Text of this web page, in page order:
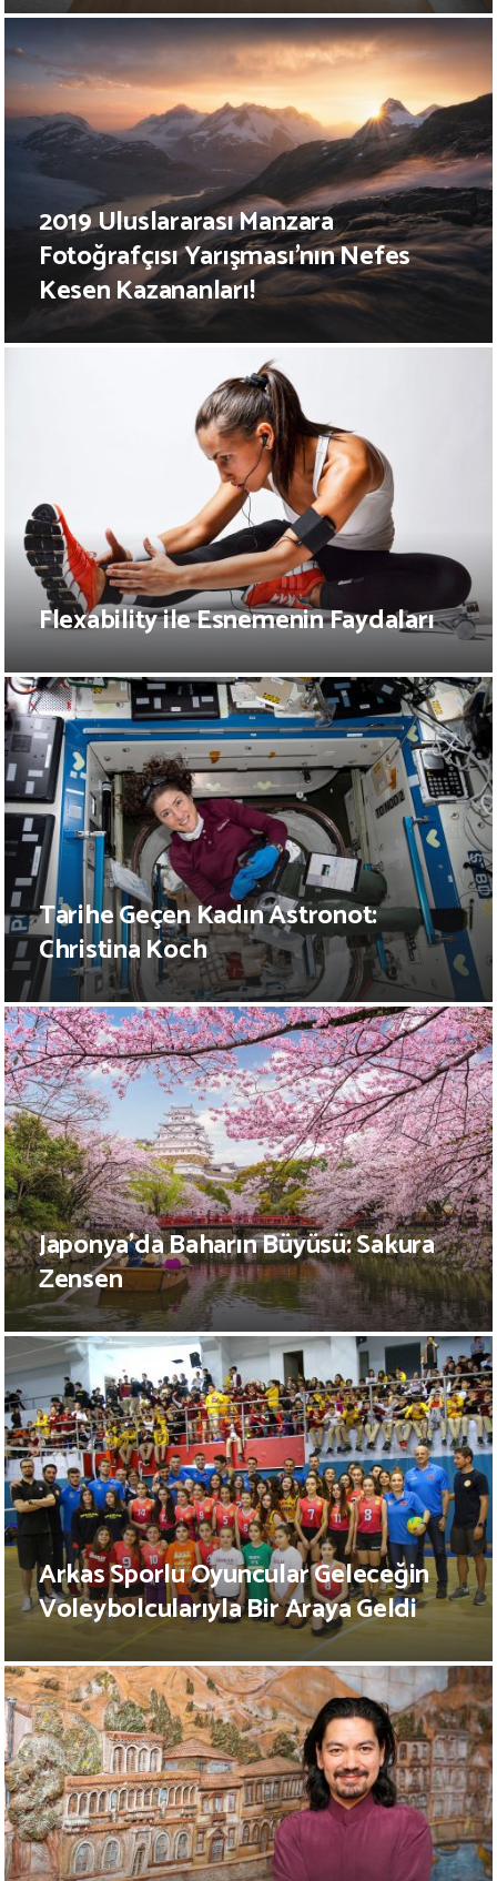
2019 Uluslararası Manzara
Fotoğrafçısı Yarışması’nın Nefes
Kesen Kazananları!
Flexability ile Esnemenin Faydaları
Tarihe Geçen Kadın Astronot:
Christina Koch
Japonya’da Baharın Büyüsü: Sakura
Zensen
Arkas Sporlu Oyuncular Geleceğin
Voleybolcularıyla Bir Araya Geldi